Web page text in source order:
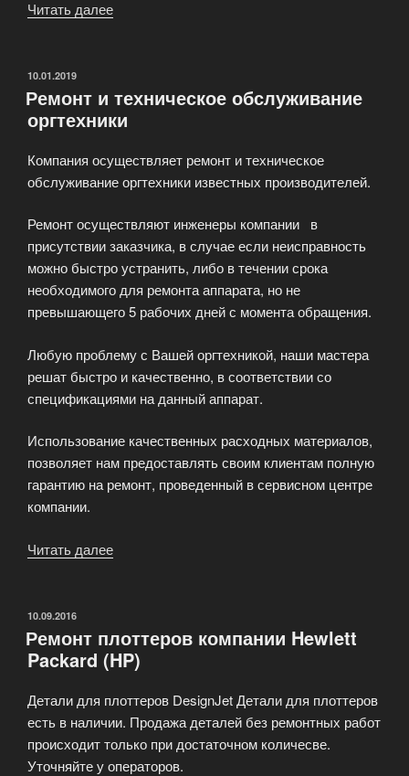
Читать далее
ОПУБЛИКОВАНО
10.01.2019
Ремонт и техническое обслуживание
оргтехники
Компания осуществляет ремонт и техническое
обслуживание оргтехники известных производителей.
Ремонт осуществляют инженеры компании в
присутствии заказчика, в случае если неисправность
можно быстро устранить, либо в течении срока
необходимого для ремонта аппарата, но не
превышающего 5 рабочих дней с момента обращения.
Любую проблему с Вашей оргтехникой, наши мастера
решат быстро и качественно, в соответствии со
спецификациями на данный аппарат.
Использование качественных расходных материалов,
позволяет нам предоставлять своим клиентам полную
гарантию на ремонт, проведенный в сервисном центре
компании.
Читать далее
оргтехники»
ОПУБЛИКОВАНО
10.09.2016
Ремонт плоттеров компании Hewlett
Packard (HP)
Детали для плоттеров DesignJet Детали для плоттеров
есть в наличии. Продажа деталей без ремонтных работ
происходит только при достаточном количесве.
Уточняйте у операторов.